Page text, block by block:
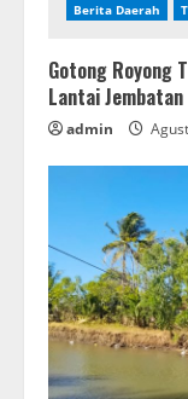
Berita Daerah
Gotong Royong
Lantai
admin